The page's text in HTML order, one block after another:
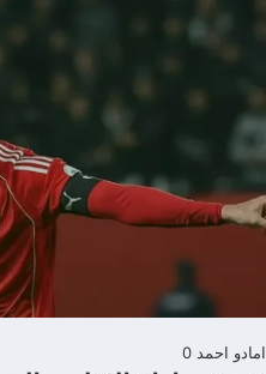
امادو احمد 0